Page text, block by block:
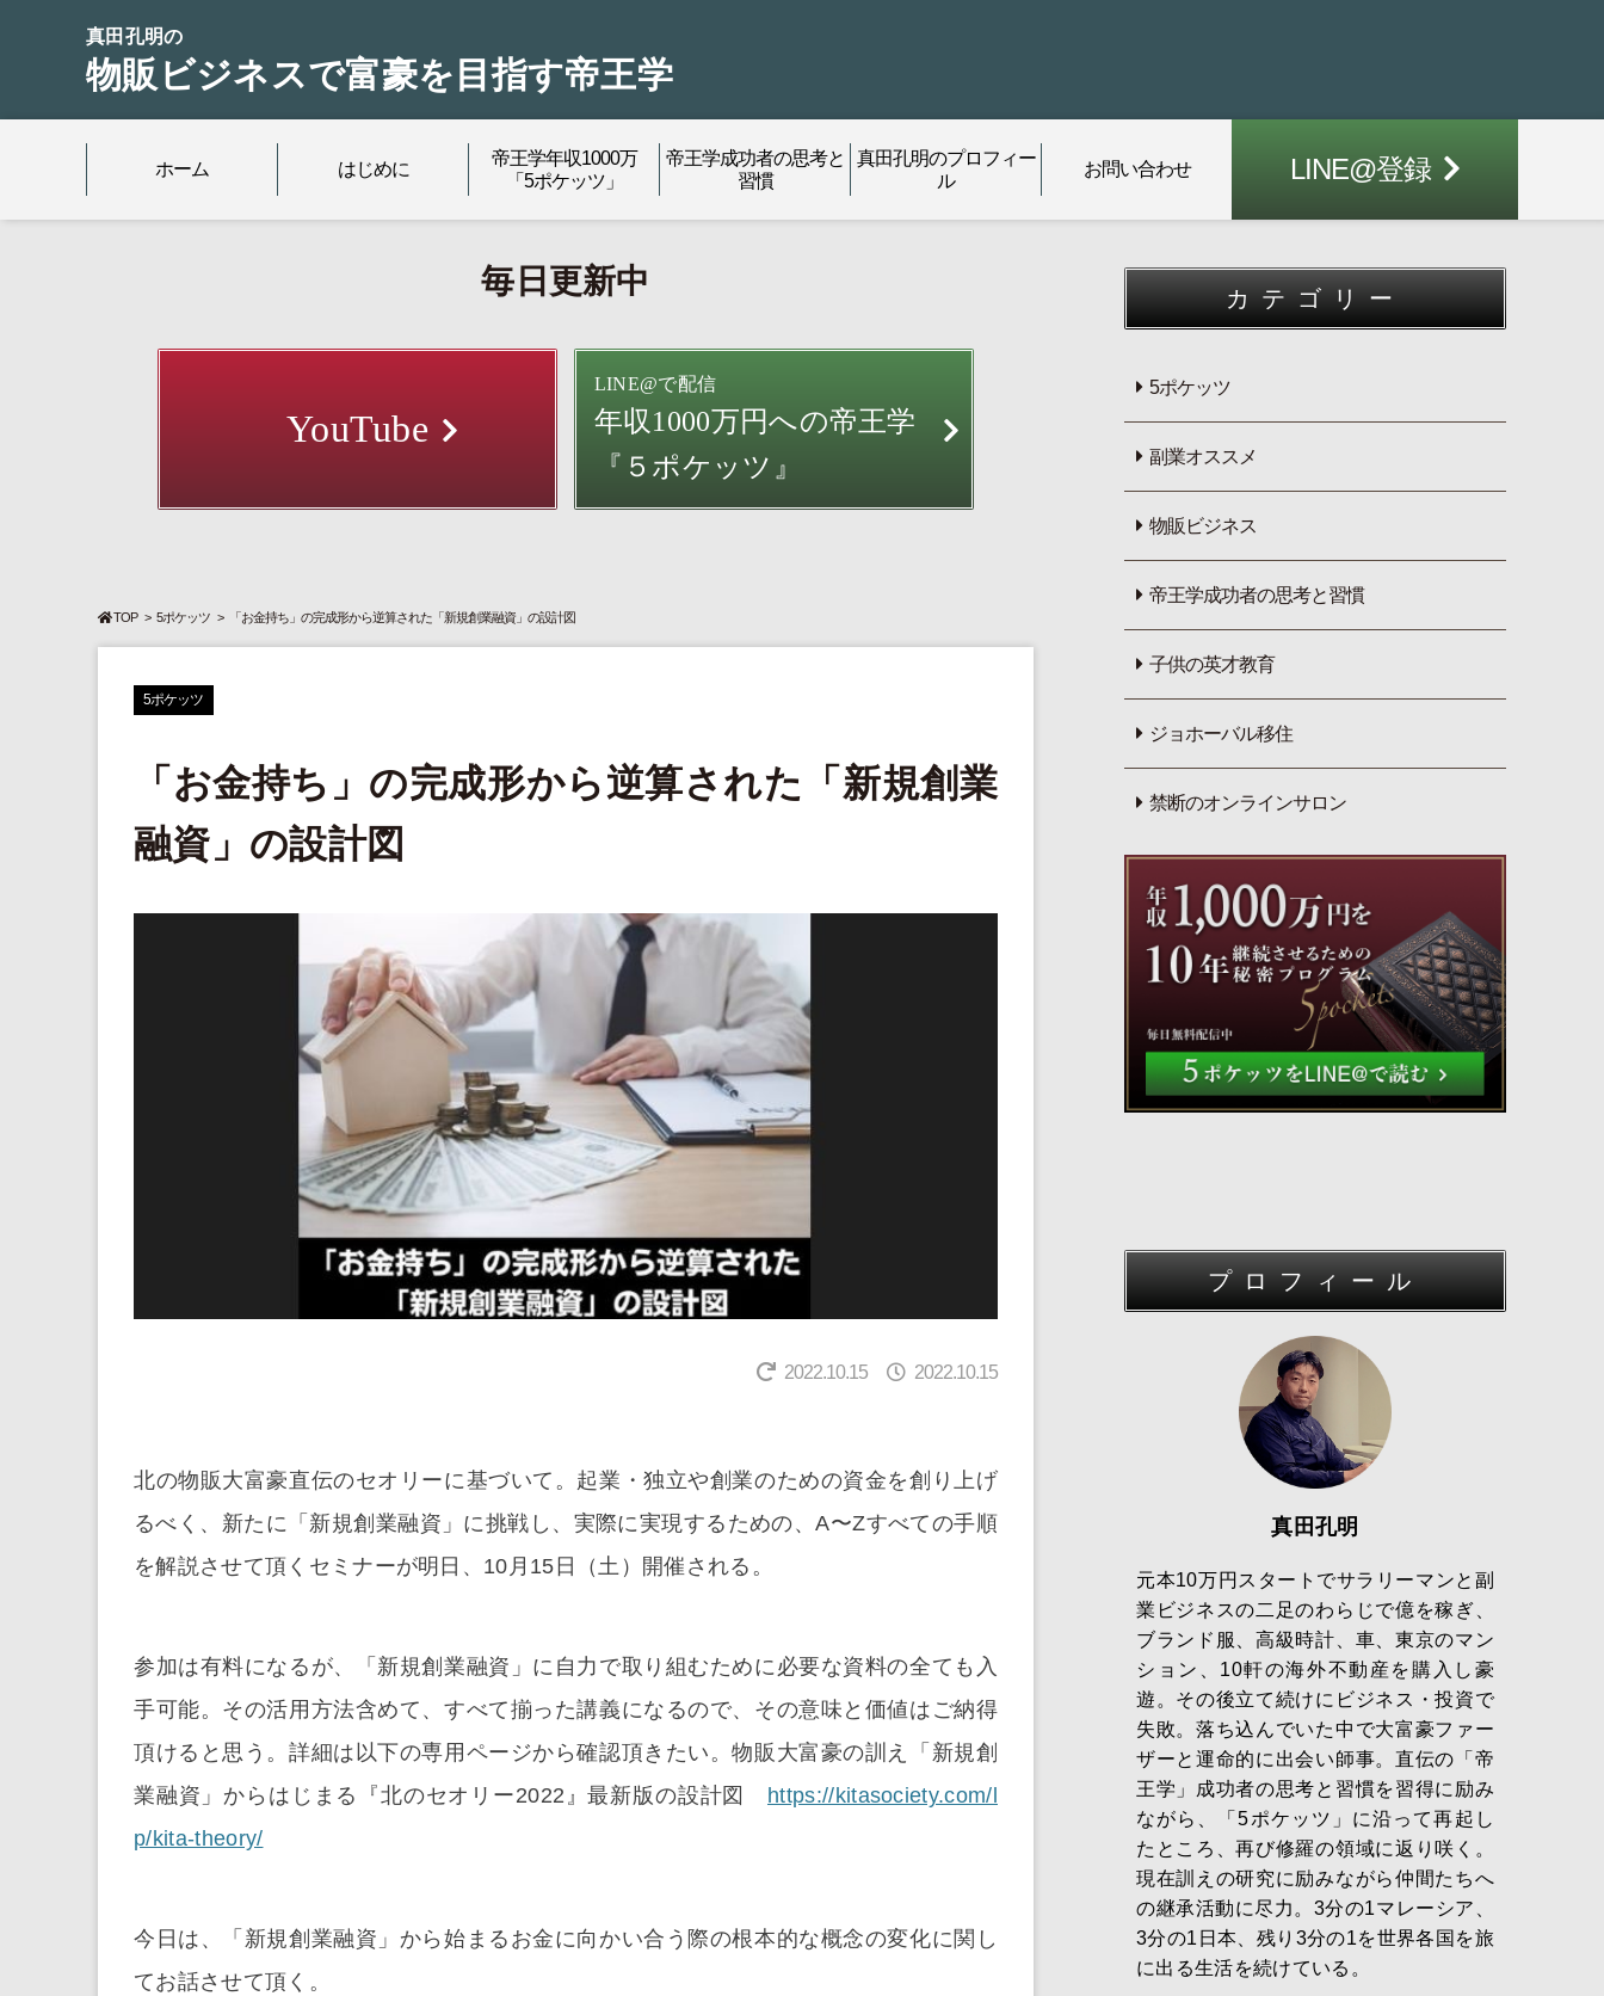
真田孔明の
物販ビジネスで富豪を目指す帝王学
ホーム はじめに
帝王学年収1000万
「5ポケッツ」
帝王学成功者の思考と
習慣
真田孔明のプロフィー
ル
お問い合わせ LINE@登録
毎日更新中
YouTube
LINE@で配信
年収1000万円への帝王学
『５ポケッツ』
TOP 5ポケッツ 「お金持ち」の完成形から逆算された「新規創業融資」の設計図
5ポケッツ
「お金持ち」の完成形から逆算された「新規創業
融資」の設計図
2022.10.15
2022.10.15
北の物販大富豪直伝のセオリーに基づいて。起業・独立や創業のための資金を創り上げ
るべく、新たに「新規創業融資」に挑戦し、実際に実現するための、A〜Zすべての手順
を解説させて頂くセミナーが明日、10月15日（土）開催される。
参加は有料になるが、「新規創業融資」に自力で取り組むために必要な資料の全ても入
手可能。その活用方法含めて、すべて揃った講義になるので、その意味と価値はご納得
頂けると思う。詳細は以下の専用ページから確認頂きたい。物販大富豪の訓え「新規創
業融資」からはじまる『北のセオリー2022』最新版の設計図
https://kitasociety.com/l
p/kita-theory/
今日は、「新規創業融資」から始まるお金に向かい合う際の根本的な概念の変化に関し
てお話させて頂く。
カテゴリー
5ポケッツ
副業オススメ
物販ビジネス
帝王学成功者の思考と習慣
子供の英才教育
ジョホーバル移住
禁断のオンラインサロン
プロフィール
真田孔明
元本10万円スタートでサラリーマンと副
業ビジネスの二足のわらじで億を稼ぎ、
ブランド服、高級時計、車、東京のマン
ション、10軒の海外不動産を購入し豪
遊。その後立て続けにビジネス・投資で
失敗。落ち込んでいた中で大富豪ファー
ザーと運命的に出会い師事。直伝の「帝
王学」成功者の思考と習慣を習得に励み
ながら、「5ポケッツ」に沿って再起し
たところ、再び修羅の領域に返り咲く。
現在訓えの研究に励みながら仲間たちへ
の継承活動に尽力。3分の1マレーシア、
3分の1日本、残り3分の1を世界各国を旅
に出る生活を続けている。